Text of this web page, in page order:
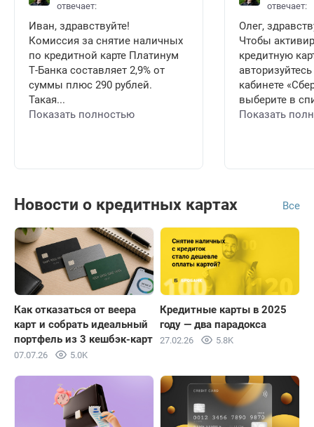
отвечает:
Иван, здравствуйте!
Комиссия за снятие наличных
по кредитной карте Платинум
Т-Банка составляет 2,9% от
суммы плюс 290 рублей.
Такая...
Показать полностью
отвечает:
Олег,
Чтобы
кредитную
кабинете
выберите в
Показать
Новости о кредитных картах Все
Как отказаться от веера
карт и собрать идеальный
портфель из 3 кешбэк-карт
07.07.26 5.0K
Кредитные карты в 2025
году — два парадокса
27.02.26 5.8K